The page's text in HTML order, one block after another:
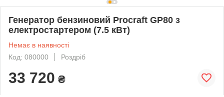
Генератор бензиновий Procraft GP80 з
електростартером (7.5 кВт)
Немає в наявності
Код: 080000
Роздріб
33 720 ₴